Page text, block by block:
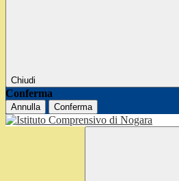
Chiudi
Conferma
Annulla Conferma